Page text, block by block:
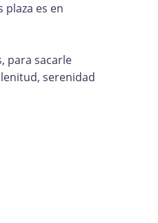
plaza es en
para sacarle
serenidad